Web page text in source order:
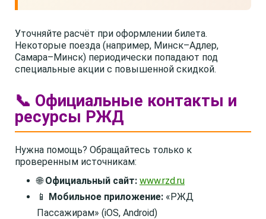
Уточняйте расчёт при оформлении билета.
Некоторые поезда (например, Минск–Адлер,
Самара–Минск) периодически попадают под
специальные акции с повышенной скидкой.
📞 Официальные контакты и
ресурсы РЖД
Нужна помощь? Обращайтесь только к
проверенным источникам:
🌐Официальный сайт: www.rzd.ru
📱 Мобильное приложение: «РЖД
Пассажирам» (iOS, Android)